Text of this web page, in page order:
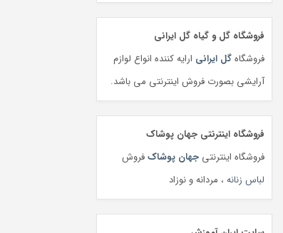
فروشگاه گل و گیاه گل ایرانی
فروشگاهگل ایرانی ارایه کننده انواع لوازم
آرایشی بصورت فروش اینترنتی می باشد.
فروشگاه اینترنتی جهان پوشاک
فروشگاه اینترنتی جهان پوشاکفروش
لباس زنانه ، مردانه و نوزاد